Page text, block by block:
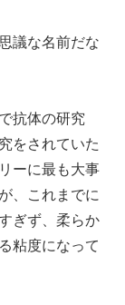
議な名前だな
抗体の研究
をされていた
ーに最も大事
、これまでに
ぎず、柔らか
粘度になって